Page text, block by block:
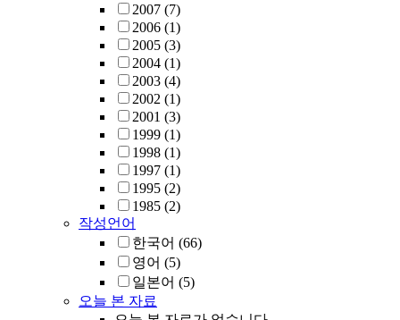
2007 (7)
2006 (1)
2005 (3)
2004 (1)
2003 (4)
2002 (1)
2001 (3)
1999 (1)
1998 (1)
1997 (1)
1995 (2)
1985 (2)
작성언어
한국어 (66)
영어 (5)
일본어 (5)
오늘 본 자료